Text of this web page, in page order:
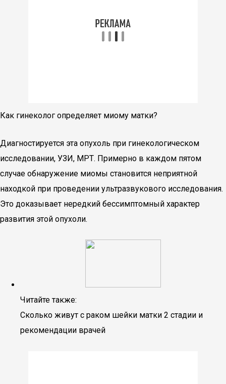
Как гинеколог определяет миому матки?
Диагностируется эта опухоль при гинекологическом
исследовании, УЗИ, МРТ. Примерно в каждом пятом
случае обнаружение миомы становится неприятной
находкой при проведении ультразвукового исследования.
Это доказывает нередкий бессимптомный характер
развития этой опухоли.
Читайте также:
Сколько живут с раком шейки матки 2 стадии и
рекомендации врачей